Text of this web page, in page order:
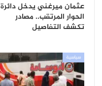
عثمان ميرغني يدخل دائرة
الحوار المرتقب.. مصادر
تكشف التفاصيل
سياسية